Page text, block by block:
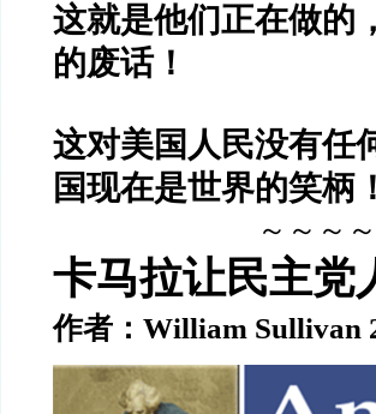
这就是他们正在做的
的废话！
这对美国人民没有
国现在是世界的笑柄！
～～～
卡马拉让民主党
作者：William Sullivan